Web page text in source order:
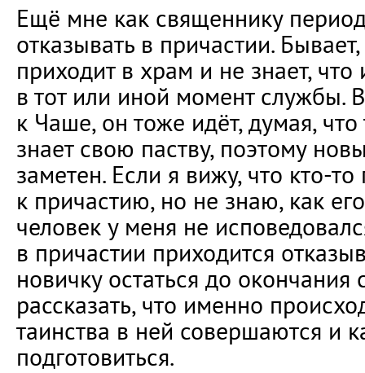
Ещё мне как священнику
отказывать в причастии.
приходит в храм и не знает,
в тот или иной момент службы.
к Чаше, он тоже идёт, думая,
знает свою паству, поэтому
заметен. Если я вижу, что кто-то
к причастию, но не знаю, как
человек у меня не
в причастии приходится
новичку остаться до
рассказать, что именно
таинства в ней совершаются и
подготовиться.